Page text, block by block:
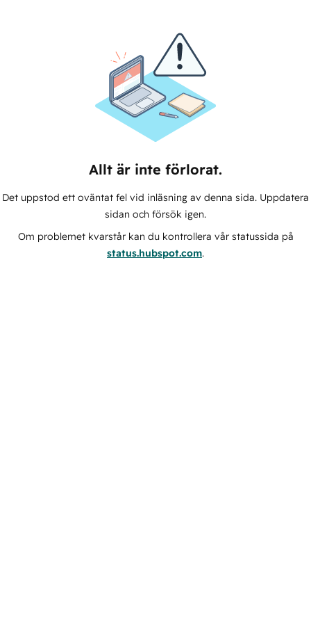
Allt är inte förlorat.
Det uppstod ett oväntat fel vid inläsning av denna sida. Uppdatera
sidan och försök igen.
Om problemet kvarstår kan du kontrollera vår statussida på
status.hubspot.com.